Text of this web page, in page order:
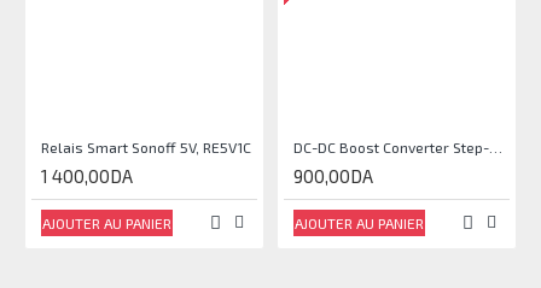
Relais Smart Sonoff 5V, RE5V1C
1 400,00DA
AJOUTER AU PANIER
DC-DC Boost Converter Step-Up Power Module Output 5V-35V
900,00DA
AJOUTER AU PANIER